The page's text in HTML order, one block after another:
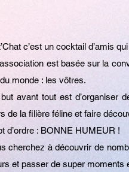
c’est un cocktail d’amis
est basée sur la
monde : les vôtres.
avant tout est d’organiser
de la filière féline et faire
d’ordre : BONNE HUMEUR !
cherchez à découvrir de
et passer de super moments